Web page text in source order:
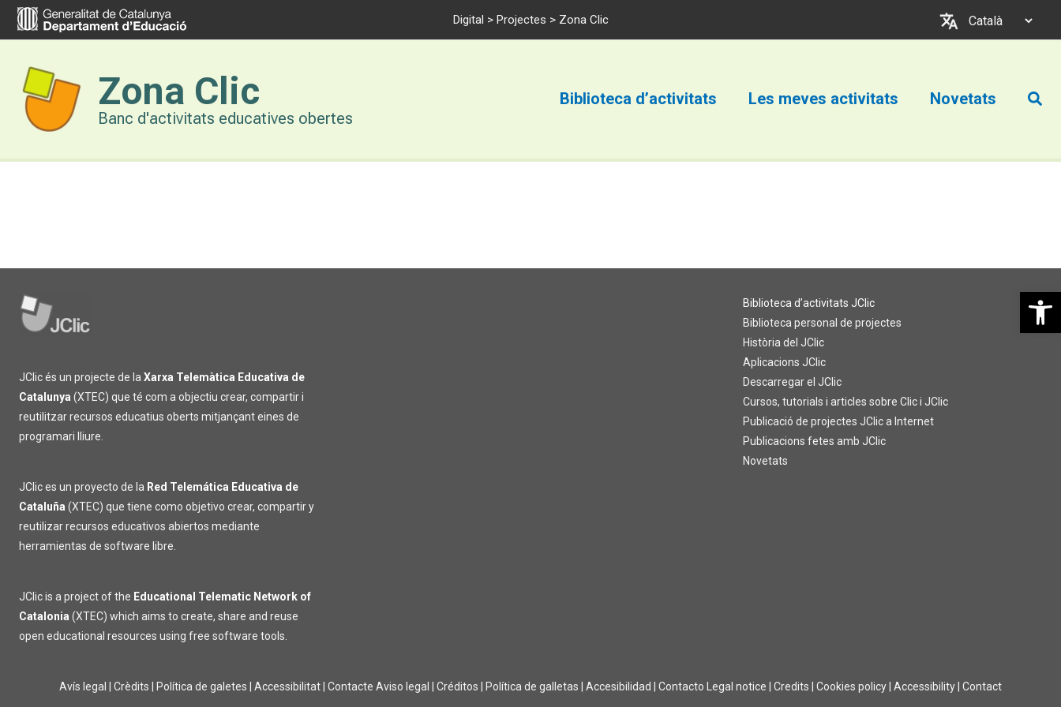
Obre la
Vés
Digital > Projectes > Zona Clic
un
Zona Clic
Banc d'activitats educatives obertes
Biblioteca d’activitats Les meves activitats Novetats
JClic és un projecte de la Xarxa Telemàtica Educativa de
Catalunya (XTEC) que té com a objectiu crear, compartir i
reutilitzar recursos educatius oberts mitjançant eines de
programari lliure.
JClic es un proyecto de la Red Telemática Educativa de
Cataluña (XTEC) que tiene como objetivo crear, compartir y
reutilizar recursos educativos abiertos mediante
herramientas de software libre.
JClic is a project of the Educational Telematic Network of
Catalonia (XTEC) which aims to create, share and reuse
open educational resources using free software tools.
Biblioteca d’activitats JClic
Biblioteca personal de projectes
Història del JClic
Aplicacions JClic
Descarregar el JClic
Cursos, tutorials i articles sobre Clic i JClic
Publicació de projectes JClic a Internet
Publicacions fetes amb JClic
Novetats
Avís legal Crèdits Política de galetes Accessibilitat Contacte Aviso legal Créditos Política de galletas Accesibilidad Contacto Legal notice Credits Cookies policy Accessibility Contact